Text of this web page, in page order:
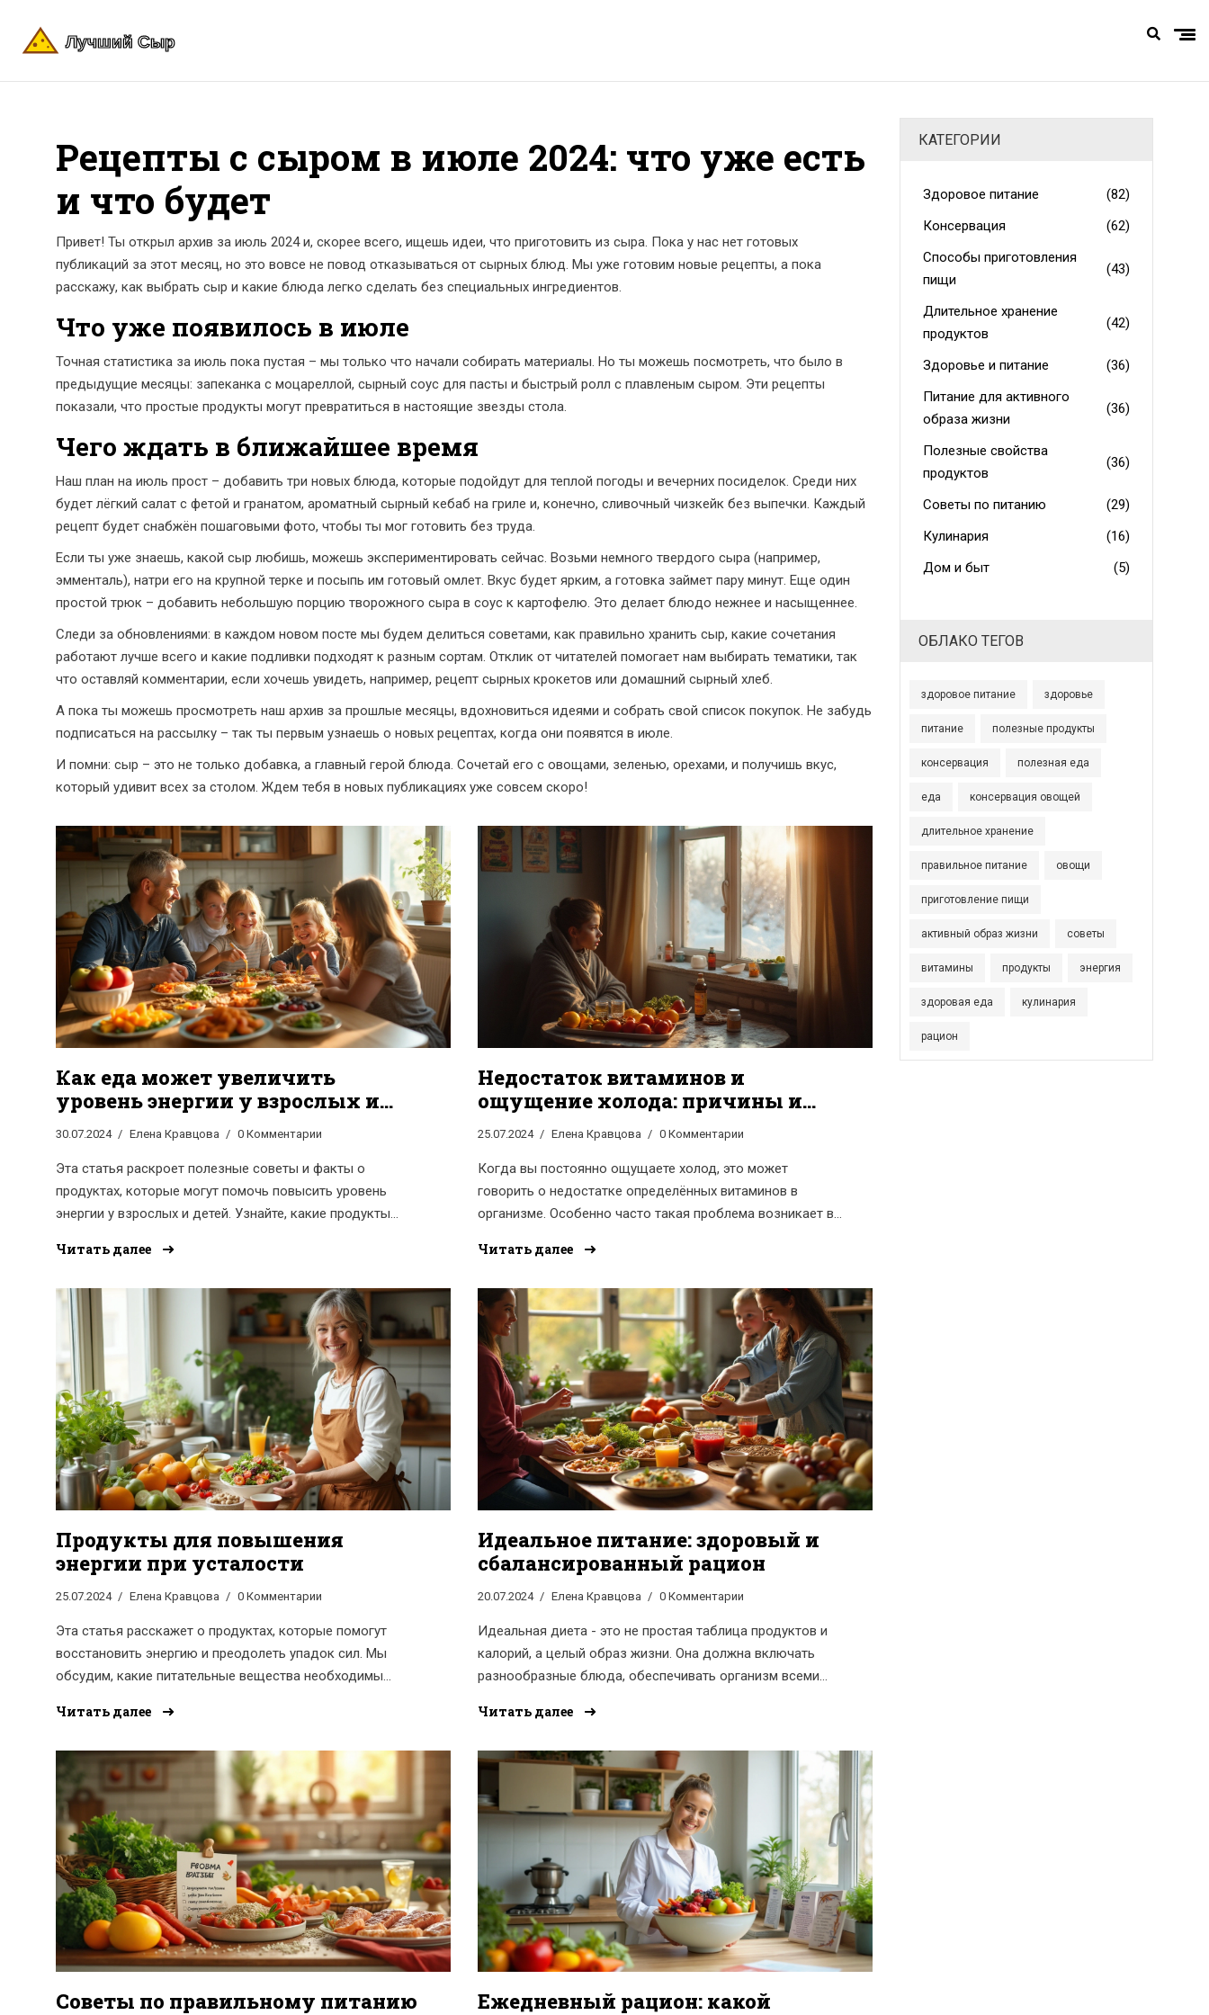
Рецепты с сыром в июле 2024: что уже есть
и что будет
Привет! Ты открыл архив за июль 2024 и, скорее всего, ищешь идеи, что приготовить из сыра. Пока у нас нет готовых
публикаций за этот месяц, но это вовсе не повод отказываться от сырных блюд. Мы уже готовим новые рецепты, а пока
расскажу, как выбрать сыр и какие блюда легко сделать без специальных ингредиентов.
Что уже появилось в июле
Точная статистика за июль пока пустая – мы только что начали собирать материалы. Но ты можешь посмотреть, что было в
предыдущие месяцы: запеканка с моцареллой, сырный соус для пасты и быстрый ролл с плавленым сыром. Эти рецепты
показали, что простые продукты могут превратиться в настоящие звезды стола.
Чего ждать в ближайшее время
Наш план на июль прост – добавить три новых блюда, которые подойдут для теплой погоды и вечерних посиделок. Среди них
будет лёгкий салат с фетой и гранатом, ароматный сырный кебаб на гриле и, конечно, сливочный чизкейк без выпечки. Каждый
рецепт будет снабжён пошаговыми фото, чтобы ты мог готовить без труда.
Если ты уже знаешь, какой сыр любишь, можешь экспериментировать сейчас. Возьми немного твердого сыра (например,
эмменталь), натри его на крупной терке и посыпь им готовый омлет. Вкус будет ярким, а готовка займет пару минут. Еще один
простой трюк – добавить небольшую порцию творожного сыра в соус к картофелю. Это делает блюдо нежнее и насыщеннее.
Следи за обновлениями: в каждом новом посте мы будем делиться советами, как правильно хранить сыр, какие сочетания
работают лучше всего и какие подливки подходят к разным сортам. Отклик от читателей помогает нам выбирать тематики, так
что оставляй комментарии, если хочешь увидеть, например, рецепт сырных крокетов или домашний сырный хлеб.
А пока ты можешь просмотреть наш архив за прошлые месяцы, вдохновиться идеями и собрать свой список покупок. Не забудь
подписаться на рассылку – так ты первым узнаешь о новых рецептах, когда они появятся в июле.
И помни: сыр – это не только добавка, а главный герой блюда. Сочетай его с овощами, зеленью, орехами, и получишь вкус,
который удивит всех за столом. Ждем тебя в новых публикациях уже совсем скоро!
Как еда может увеличить
уровень энергии у взрослых и
детей
30.07.2024 Елена Кравцова 0 Комментарии
Эта статья раскроет полезные советы и факты о
продуктах, которые могут помочь повысить уровень
энергии у взрослых и детей. Узнайте, какие продукты
активность на протяжении дня.
Читать далее
Недостаток витаминов и
ощущение холода: причины и
решения
25.07.2024 Елена Кравцова 0 Комментарии
Когда вы постоянно ощущаете холод, это может
говорить о недостатке определённых витаминов в
организме. Особенно часто такая проблема возникает в
солнечного света и свежих овощей и фруктов. В этой
в дефиците и как восполнить их запасы.
Читать далее
Продукты для повышения
энергии при усталости
25.07.2024 Елена Кравцова 0 Комментарии
Эта статья расскажет о продуктах, которые помогут
восстановить энергию и преодолеть упадок сил. Мы
обсудим, какие питательные вещества необходимы
продукты включить в свой рацион, чтобы чувствовать
Читать далее
Идеальное питание: здоровый и
сбалансированный рацион
20.07.2024 Елена Кравцова 0 Комментарии
Идеальная диета - это не простая таблица продуктов и
калорий, а целый образ жизни. Она должна включать
разнообразные блюда, обеспечивать организм всеми
именно вам. Рассмотрим, из чего состоит идеальное
Читать далее
Советы по правильному питанию
Ежедневный рацион: какой
КАТЕГОРИИ
Здоровое питание
(82)
Консервация
(62)
Способы приготовления
пищи
(43)
Длительное хранение
продуктов
(42)
Здоровье и питание
(36)
Питание для активного
образа жизни
(36)
Полезные свойства
продуктов
(36)
Советы по питанию
(29)
Кулинария
(16)
Дом и быт
(5)
ОБЛАКО ТЕГОВ
здоровое питание здоровье
питание полезные продукты
консервация полезная еда
еда консервация овощей
длительное хранение
правильное питание овощи
приготовление пищи
активный образ жизни советы
витамины продукты энергия
здоровая еда кулинария
рацион